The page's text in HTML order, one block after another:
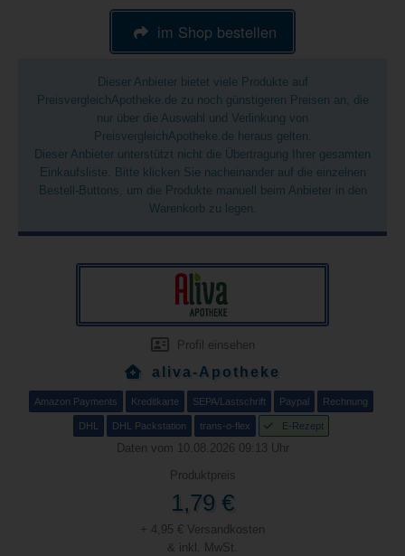
im Shop bestellen
Dieser Anbieter bietet viele Produkte auf
PreisvergleichApotheke.de zu noch günstigeren Preisen an, die
nur über die Auswahl und Verlinkung von
PreisvergleichApotheke.de heraus gelten.
Dieser Anbieter unterstützt nicht die Übertragung Ihrer gesamten
Einkaufsliste. Bitte klicken Sie nacheinander auf die einzelnen
Bestell-Buttons, um die Produkte manuell beim Anbieter in den
Warenkorb zu legen.
Profil einsehen
aliva-Apotheke
Amazon Payments Kreditkarte SEPA/Lastschrift Paypal Rechnung
DHL DHL Packstation trans-o-flex E-Rezept
Daten vom 10.08.2026 09:13 Uhr
Produktpreis
1,79 €
+ 4,95 € Versandkosten
& inkl. MwSt.